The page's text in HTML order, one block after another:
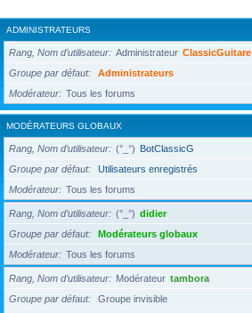
ADMINISTRATEURS
Rang, Nom d’utilisateur Administrateur ClassicGuitare
Groupe par défaut
Administrateurs
Modérateur
Tous les forums
MODÉRATEURS GLOBAUX
Rang, Nom d’utilisateur (°_°) BotClassicG
Groupe par défaut
Utilisateurs enregistrés
Modérateur
Tous les forums
Rang, Nom d’utilisateur (°_°) didier
Groupe par défaut
Modérateurs globaux
Modérateur
Tous les forums
Rang, Nom d’utilisateur Modérateur tambora
Groupe par défaut
Groupe invisible